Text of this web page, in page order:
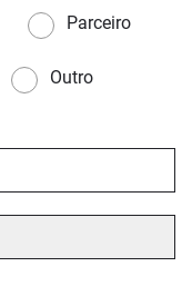
Parceiro
Outro